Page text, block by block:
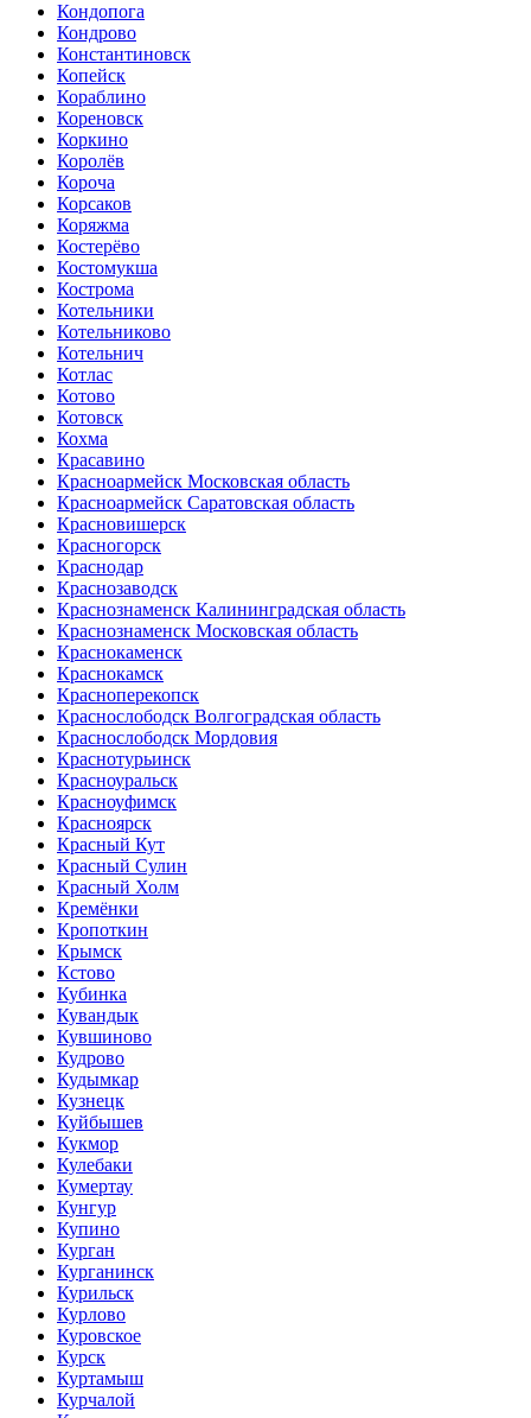
Кондопога
Кондрово
Константиновск
Копейск
Кораблино
Кореновск
Коркино
Королёв
Короча
Корсаков
Коряжма
Костерёво
Костомукша
Кострома
Котельники
Котельниково
Котельнич
Котлас
Котово
Котовск
Кохма
Красавино
Красноармейск Московская область
Красноармейск Саратовская область
Красновишерск
Красногорск
Краснодар
Краснозаводск
Краснознаменск Калининградская область
Краснознаменск Московская область
Краснокаменск
Краснокамск
Красноперекопск
Краснослободск Волгоградская область
Краснослободск Мордовия
Краснотурьинск
Красноуральск
Красноуфимск
Красноярск
Красный Кут
Красный Сулин
Красный Холм
Кремёнки
Кропоткин
Крымск
Кстово
Кубинка
Кувандык
Кувшиново
Кудрово
Кудымкар
Кузнецк
Куйбышев
Кукмор
Кулебаки
Кумертау
Кунгур
Купино
Курган
Курганинск
Курильск
Курлово
Куровское
Курск
Куртамыш
Курчалой